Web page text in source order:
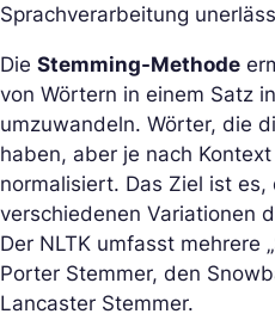
Sprachverarbeitung
Die Stemming-Methode
von Wörtern in einem Satz
umzuwandeln. Wörter, die
haben, aber je nach
normalisiert. Das Ziel ist es,
verschiedenen Variationen
Der NLTK umfasst mehrere
Porter Stemmer, den
Lancaster Stemmer.